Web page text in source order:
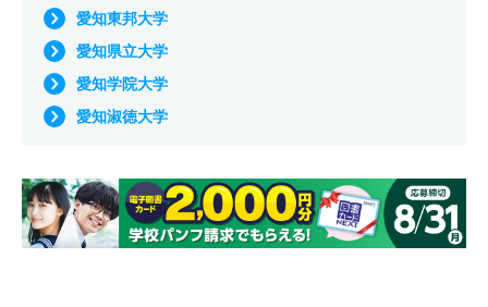
愛知東邦大学
愛知県立大学
愛知学院大学
愛知淑徳大学